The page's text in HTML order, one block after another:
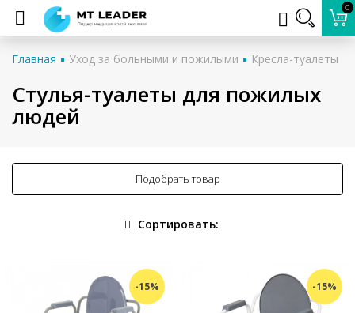
0
Главная Уход за больными и пожилыми Кресла-туалеты
Стулья-туалеты для пожилых
людей
Подобрать товар
Сортировать:
-15% -15%